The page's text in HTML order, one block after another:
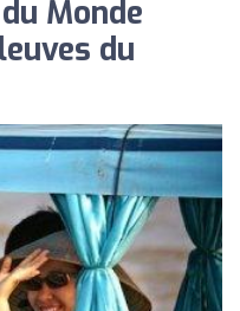
Monde
du